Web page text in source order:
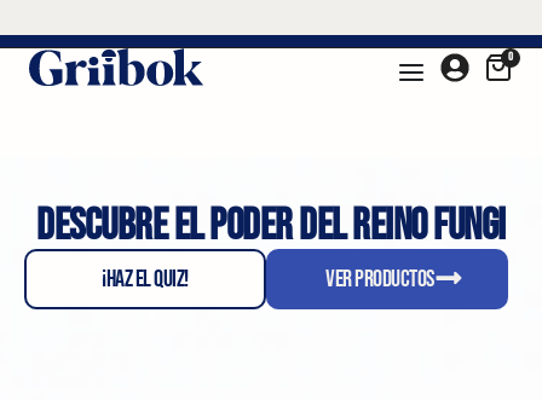
0
descubre el poder del reino fungi
¡HAZ EL QUIZ! Ver productos